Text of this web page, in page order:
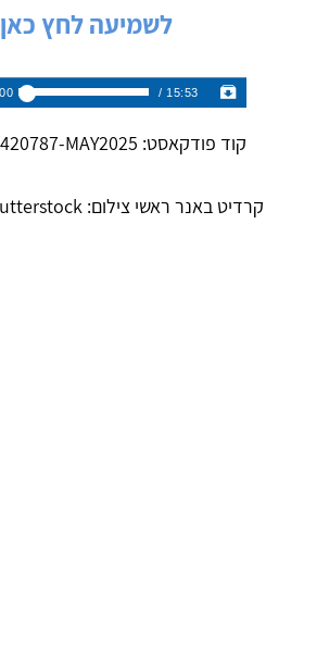
לשמיעה לחץ כאן
קוד פודקאסט: FA-11420787-MAY2025
קרדיט באנר ראשי צילום: Shutterstock